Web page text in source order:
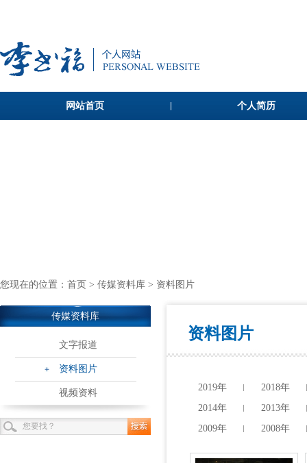
网站首页 个人简历
您现在的位置： 首页 > 传媒资料库 > 资料图片
传媒资料库
文字报道
资料图片
视频资料
资料图片
2019年
2018年
2014年
2013年
2009年
2008年